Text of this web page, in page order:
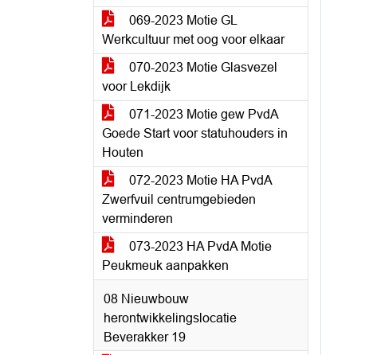
069-2023 Motie GL
Werkcultuur met oog voor elkaar
070-2023 Motie Glasvezel
voor Lekdijk
071-2023 Motie gew PvdA
Goede Start voor statuhouders in
Houten
072-2023 Motie HA PvdA
Zwerfvuil centrumgebieden
verminderen
073-2023 HA PvdA Motie
Peukmeuk aanpakken
08 Nieuwbouw
herontwikkelingslocatie
Beverakker 19